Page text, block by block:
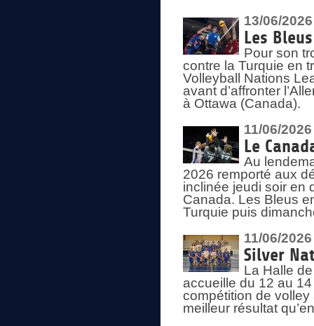
13/06/2026
Les
Pour son
contre la Turquie en
Volleyball Nations
avant d’affronter
à Ottawa (Canada).
11/06/2026
Le
Au
2026 remporté aux
inclinée jeudi soir en
Canada. Les Bleus
Turquie puis
11/06/2026
Silver
La Halle
accueille du 12 au
compétition de
meilleur résultat